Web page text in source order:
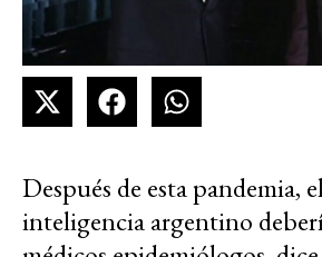
Después de esta pandemia,
inteligencia argentino